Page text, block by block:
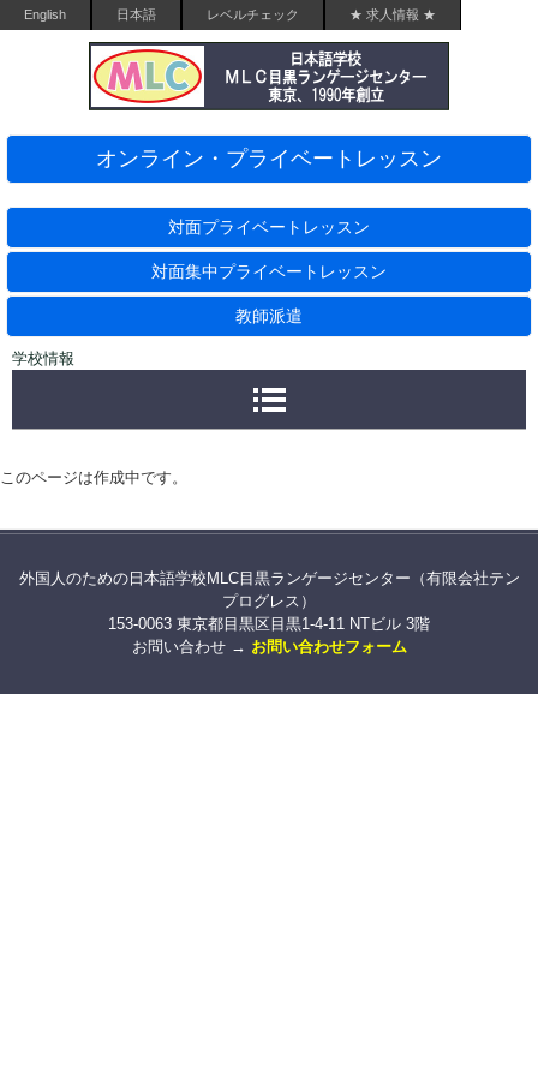
English 日本語 レベルチェック ★ 求人情報 ★
オンライン・プライベートレッスン
対面プライベートレッスン
対面集中プライベートレッスン
教師派遣
学校情報
このページは作成中です。
外国人のための日本語学校MLC目黒ランゲージセンター（有限会社テン
プログレス）
153-0063 東京都目黒区目黒1-4-11 NTビル 3階
お問い合わせ → お問い合わせフォーム